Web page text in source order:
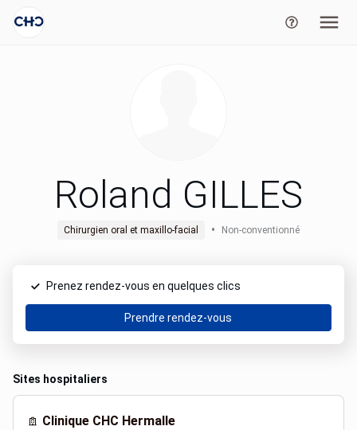
Roland GILLES
Chirurgien oral et maxillo-facial • Non-conventionné
Sites hospitaliers
Clinique CHC Hermalle
Prenez rendez-vous en quelques clics
Prendre rendez-vous